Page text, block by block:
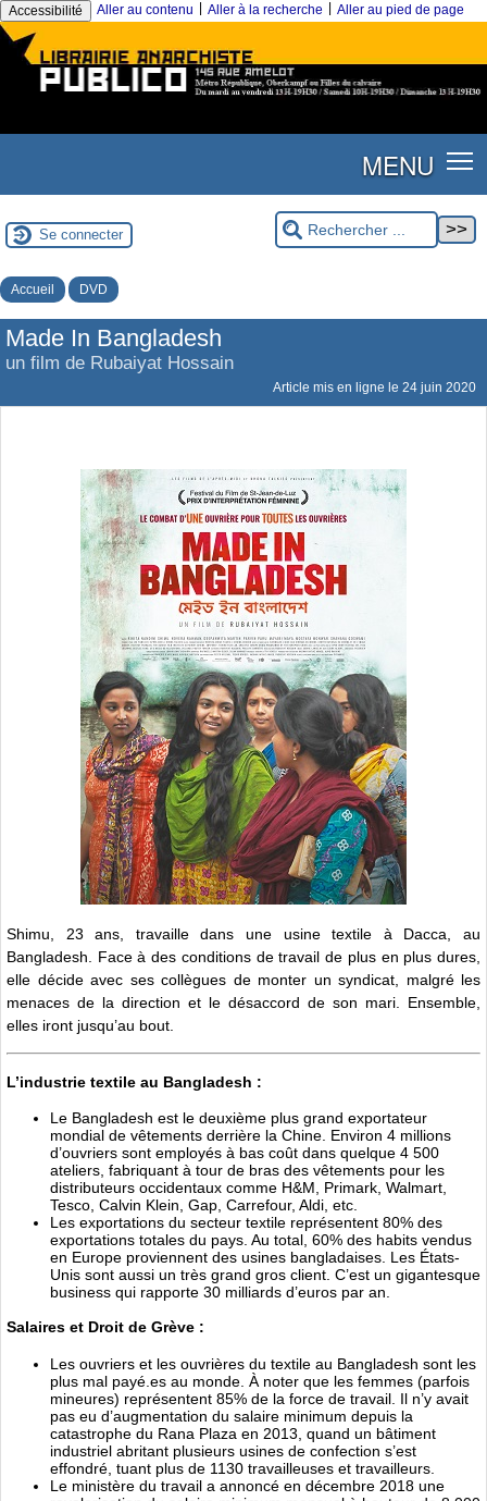
Accessibilité Aller au contenu Aller à la recherche Aller au pied de page
MENU
Se connecter
Accueil DVD
Made In Bangladesh
un film de Rubaiyat Hossain
Article mis en ligne le 24 juin 2020
Shimu, 23 ans, travaille dans une usine textile à Dacca, au
Bangladesh. Face à des conditions de travail de plus en plus dures,
elle décide avec ses collègues de monter un syndicat, malgré les
menaces de la direction et le désaccord de son mari. Ensemble,
elles iront jusqu’au bout.
L’industrie textile au Bangladesh :
Le Bangladesh est le deuxième plus grand exportateur
mondial de vêtements derrière la Chine. Environ 4 millions
d’ouvriers sont employés à bas coût dans quelque 4 500
ateliers, fabriquant à tour de bras des vêtements pour les
distributeurs occidentaux comme H&M, Primark, Walmart,
Tesco, Calvin Klein, Gap, Carrefour, Aldi, etc.
Les exportations du secteur textile représentent 80% des
exportations totales du pays. Au total, 60% des habits vendus
en Europe proviennent des usines bangladaises. Les États-
Unis sont aussi un très grand gros client. C’est un gigantesque
business qui rapporte 30 milliards d’euros par an.
Salaires et Droit de Grève :
Les ouvriers et les ouvrières du textile au Bangladesh sont les
plus mal payé.es au monde. À noter que les femmes (parfois
mineures) représentent 85% de la force de travail. Il n’y avait
pas eu d’augmentation du salaire minimum depuis la
catastrophe du Rana Plaza en 2013, quand un bâtiment
industriel abritant plusieurs usines de confection s’est
effondré, tuant plus de 1130 travailleuses et travailleurs.
Le ministère du travail a annoncé en décembre 2018 une